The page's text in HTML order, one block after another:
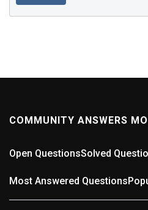
COMMUNITY ANSWERS
Open QuestionsSolved
Most Answered Questions